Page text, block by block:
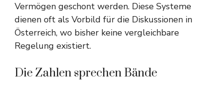
Vermögen geschont werden. Diese Systeme
dienen oft als Vorbild für die Diskussionen in
Österreich, wo bisher keine vergleichbare
Regelung existiert.
Die Zahlen sprechen Bände